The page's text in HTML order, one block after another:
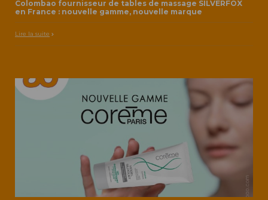
Colombao fournisseur de tables de massage SILVERFOX
en France : nouvelle gamme, nouvelle marque
Lire la suite